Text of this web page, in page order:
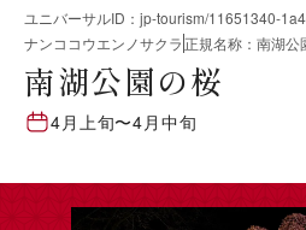
ユニバーサルID ： jp-tourism/11651340-
ナンココウエンノサクラ正規名称 ： 南湖公
南湖公園の桜
4月上旬〜4月中旬